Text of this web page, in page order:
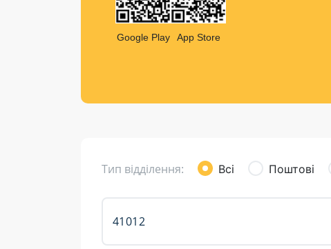
Листи та листівки
Кур’єрська доставка
Google Play App Store
Тип відділення: Всі Поштові